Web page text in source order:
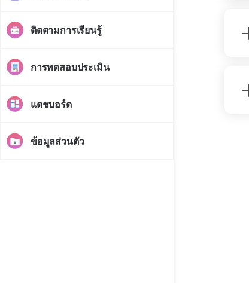
ติดตามการเรียนรู้
การทดสอบประเมิน
แดชบอร์ด
ข้อมูลส่วนตัว